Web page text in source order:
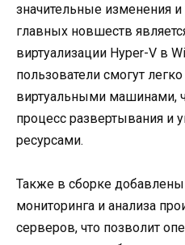
значительные изменения
главных новшеств
виртуализации Hyper-V в
пользователи смогут
виртуальными машинами,
процесс развертывания и
ресурсами.
Также в сборке
мониторинга и анализа
серверов, что позволит